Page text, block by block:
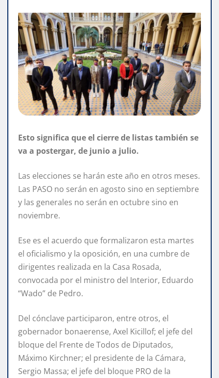
Esto significa que el cierre de listas también se
va a postergar, de junio a julio.
Las elecciones se harán este año en otros meses.
Las PASO no serán en agosto sino en septiembre
y las generales no serán en octubre sino en
noviembre.
Ese es el acuerdo que formalizaron esta martes
el oficialismo y la oposición, en una cumbre de
dirigentes realizada en la Casa Rosada,
convocada por el ministro del Interior, Eduardo
“Wado” de Pedro.
Del cónclave participaron, entre otros, el
gobernador bonaerense, Axel Kicillof; el jefe del
bloque del Frente de Todos de Diputados,
Máximo Kirchner; el presidente de la Cámara,
Sergio Massa; el jefe del bloque PRO de la